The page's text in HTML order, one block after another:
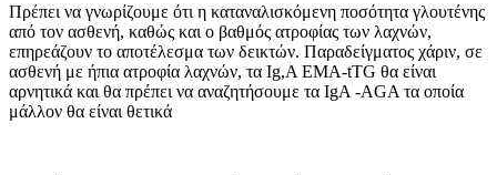
Πρέπει να γνωρίζουμε ότι η κατανα­λισκόμενη ποσότητα γλουτένης
από τον ασθενή, καθώς και ο βαθμός ατροφίας των λαχνών,
επηρεάζουν το αποτέλεσμα των δεικτών. Παρα­δείγματος χάριν, σε
ασθενή με ήπια ατροφία λαχνών, τα Ιg,Α ΕΜΑ-tTG θα είναι
αρνητικά και θα πρέπει να ανα­ζητήσουμε τα ΙgΑ -AGA τα οποία
μάλ­λον θα είναι θετικά